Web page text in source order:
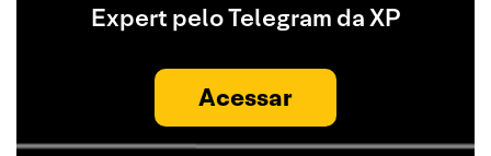
Expert pelo Telegram da XP
Acessar